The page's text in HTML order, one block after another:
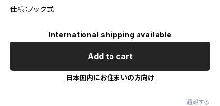
仕様：ノック式
International shipping available
Add to cart
日本国内にお住まいの方向け
通報する